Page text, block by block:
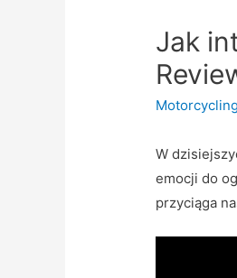
Jak
W
emocji do
przyciąga